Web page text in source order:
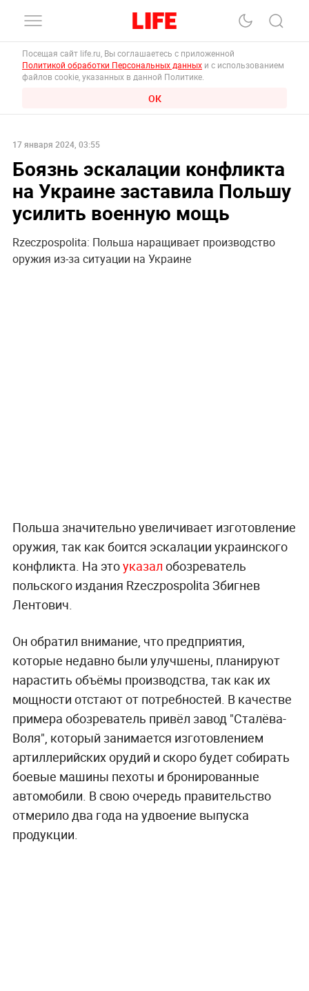
Посещая сайт life.ru, Вы соглашаетесь с приложенной
Политикой обработки Персональных данных и с использованием
файлов cookie, указанных в данной Политике.
ОК
17 января 2024, 03:55
Боязнь эскалации конфликта
на Украине заставила Польшу
усилить военную мощь
Rzeczpospolita: Польша наращивает производство
оружия из-за ситуации на Украине
Польша значительно увеличивает изготовление
оружия, так как боится эскалации украинского
конфликта. На этоуказал обозреватель
польского издания Rzeczpospolita Збигнев
Лентович.
Он обратил внимание, что предприятия,
которые недавно были улучшены, планируют
нарастить объёмы производства, так как их
мощности отстают от потребностей. В качестве
примера обозреватель привёл завод "Сталёва-
Воля", который занимается изготовлением
артиллерийских орудий и скоро будет собирать
боевые машины пехоты и бронированные
автомобили. В свою очередь правительство
отмерило два года на удвоение выпуска
продукции.